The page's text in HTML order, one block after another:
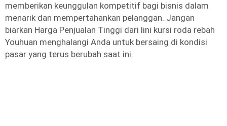
memberikan keunggulan kompetitif bagi bisnis dalam
menarik dan mempertahankan pelanggan. Jangan
biarkan Harga Penjualan Tinggi dari lini kursi roda rebah
Youhuan menghalangi Anda untuk bersaing di kondisi
pasar yang terus berubah saat ini.